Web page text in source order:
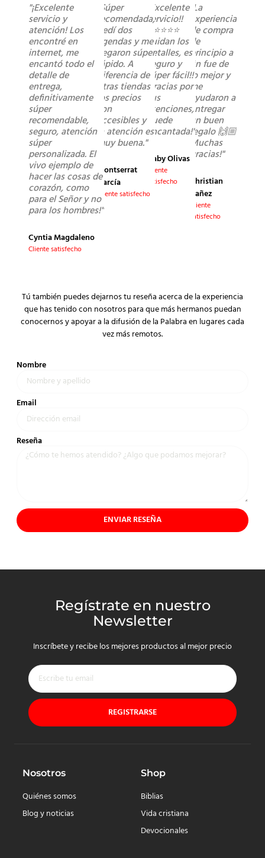
"¡Excelente
servicio y
atención! Los
encontré en
internet, me
encantó todo el
detalle de
entrega,
definitivamente
súper
recomendable,
seguro, atención
súper
personalizada. El
vivo ejemplo de
hacer las cosas de
corazón, como
para el Señor y no
para los hombres!"
Cyntia Magdaleno
Cliente satisfecho
"Súper
recomendada,
pedí dos
agendas y me
llegaron súper
rápido. A
diferencia de
otras tiendas
los precios
son
accesibles y
la atención es
muy buena."
Montserrat
García
Cliente satisfecho
"Excelente
servicio!!
⭐️⭐️⭐️⭐️⭐️
cuidan los
detalles, es
seguro y
súper fácil!!
Gracias por
sus
atenciones,
quede
encantada!"
Gaby Olivas
Cliente
satisfecho
"La
experiencia
de compra
de
principio a
fin fue de
lo mejor y
me
ayudaron a
entregar
un buen
regalo 🙌🏼
Muchas
gracias!"
Christian
Yañez
Cliente
satisfecho
Tú también puedes dejarnos tu reseña acerca de la experiencia
que has tenido con nosotros para que más hermanos puedan
conocernos y apoyar a la difusión de la Palabra en lugares cada
vez más remotos.
Nombre
Email
Reseña
ENVIAR RESEÑA
Regístrate en nuestro
Newsletter
Inscríbete y recibe los mejores productos al mejor precio
REGISTRARSE
Nosotros
Quiénes somos
Blog y noticias
Shop
Biblias
Vida cristiana
Devocionales